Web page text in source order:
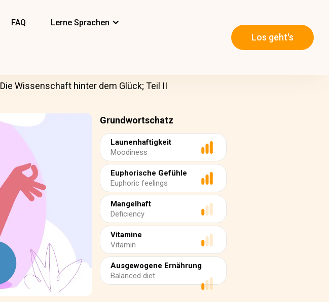
FAQ Lerne Sprachen
Los geht's
Die Wissenschaft hinter dem Glück; Teil II
Grundwortschatz
Launenhaftigkeit
Moodiness
Euphorische Gefühle
Euphoric feelings
Mangelhaft
Deficiency
Vitamine
Vitamin
Ausgewogene Ernährung
Balanced diet